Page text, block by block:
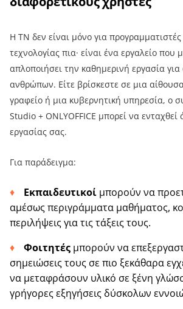
Η ΤΝ δεν είναι μόνο για
τεχνολογίας πια· είναι ένα εργαλείο που
απλοποιήσει την καθημερινή εργασία
ανθρώπων. Είτε βρίσκεστε σε μια
γραφείο ή μια κυβερνητική υπηρεσία, ο
Studio + ONLYOFFICE μπορεί να
εργασίας σας.
Για παράδειγμα:
Εκπαιδευτικοί μπορούν να
αμέσως περιγράμματα μαθήματος,
περιλήψεις για τις τάξεις τους.
Φοιτητές μπορούν να
σημειώσεις τους σε πιο ξεκάθαρα
να μεταφράσουν υλικό σε ξένη
γρήγορες εξηγήσεις δύσκολων